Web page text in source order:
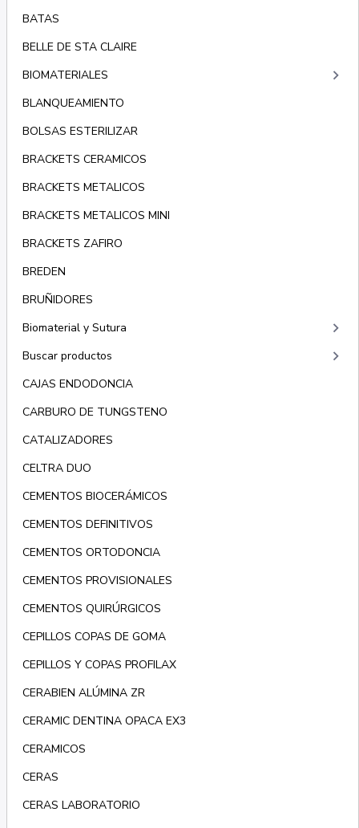
BATAS
BELLE DE STA CLAIRE
BIOMATERIALES
keyboard_arrow_right
BLANQUEAMIENTO
BOLSAS ESTERILIZAR
BRACKETS CERAMICOS
BRACKETS METALICOS
BRACKETS METALICOS MINI
BRACKETS ZAFIRO
BREDEN
BRUÑIDORES
Biomaterial y Sutura
keyboard_arrow_right
Buscar productos keyboard_arrow_right
CAJAS ENDODONCIA
CARBURO DE TUNGSTENO
CATALIZADORES
CELTRA DUO
CEMENTOS BIOCERÁMICOS
CEMENTOS DEFINITIVOS
CEMENTOS ORTODONCIA
CEMENTOS PROVISIONALES
CEMENTOS QUIRÚRGICOS
CEPILLOS COPAS DE GOMA
CEPILLOS Y COPAS PROFILAX
CERABIEN ALÚMINA ZR
CERAMIC DENTINA OPACA EX3
CERAMICOS
CERAS
CERAS LABORATORIO